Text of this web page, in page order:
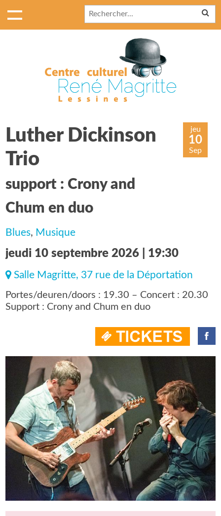
Luther Dickinson
Trio
support : Crony and
Chum en duo
jeu
10
Sep
Blues, Musique
jeudi 10 septembre 2026 | 19:30
Salle Magritte, 37 rue de la Déportation
Portes/deuren/doors : 19.30 – Concert : 20.30
Support : Crony and Chum en duo